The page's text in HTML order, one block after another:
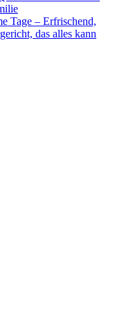
Tage – Erfrischend,
das alles kann